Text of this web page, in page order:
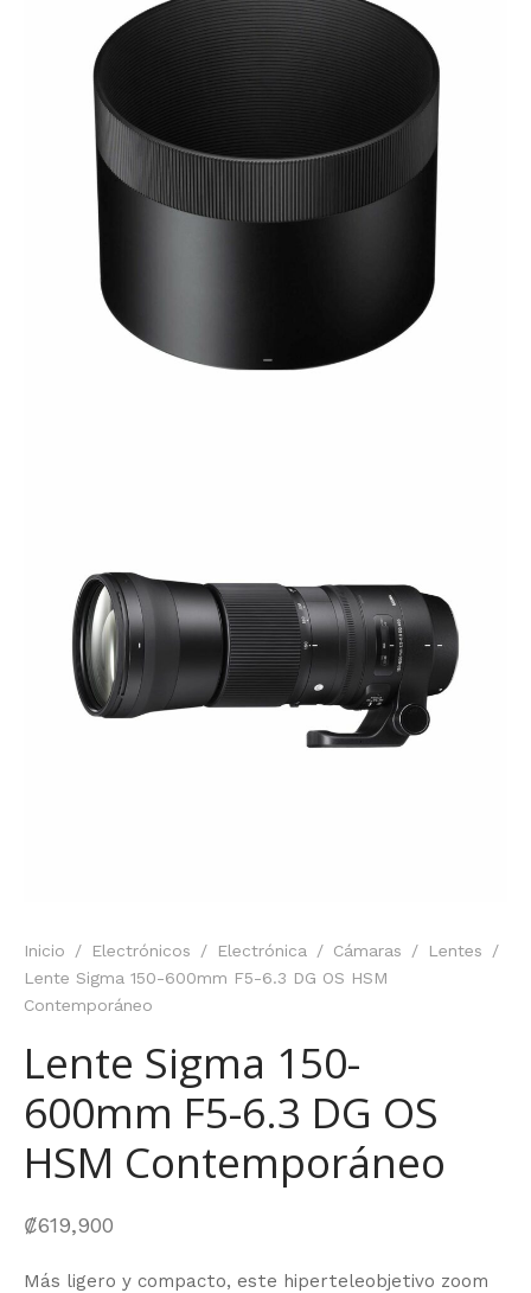
Inicio / Electrónicos / Electrónica / Cámaras / Lentes
/
Lente Sigma 150-600mm F5-6.3 DG OS HSM
Contemporáneo
Lente Sigma 150-
600mm F5-6.3 DG OS
HSM Contemporáneo
₡619,900
Más ligero y compacto, este hiperteleobjetivo zoom